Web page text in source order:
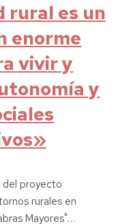
rural es un
enorme
vivir y
y
del proyecto
rurales en
Mayores"…